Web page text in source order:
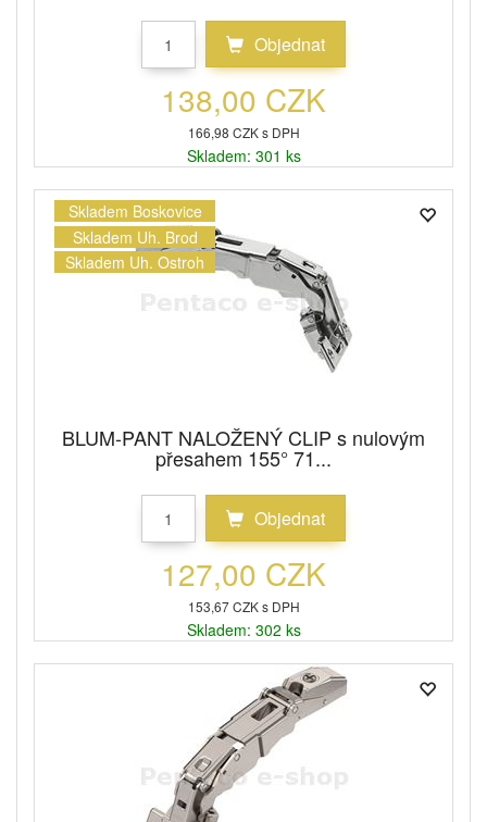
Objednat
138,00 CZK
166,98 CZK s DPH
Skladem: 301 ks
Skladem Boskovice
Skladem Uh. Brod
Skladem Uh. Ostroh
BLUM-PANT NALOŽENÝ CLIP s nulovým
přesahem 155° 71...
Objednat
127,00 CZK
153,67 CZK s DPH
Skladem: 302 ks